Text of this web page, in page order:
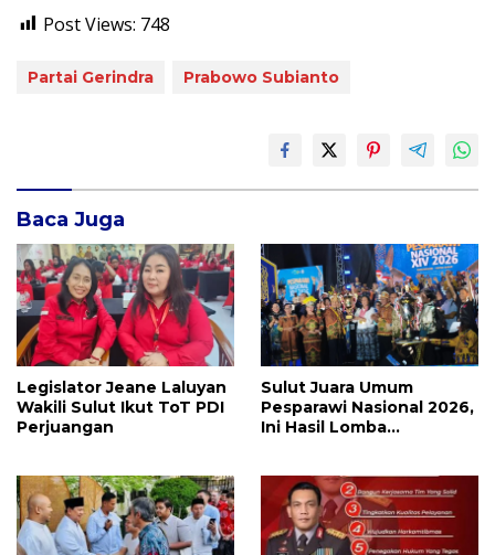
Post Views: 748
Partai Gerindra Prabowo Subianto
Baca Juga
Legislator Jeane Laluyan
Wakili Sulut Ikut ToT PDI
Perjuangan
Sulut Juara Umum
Pesparawi Nasional 2026,
Ini Hasil Lomba